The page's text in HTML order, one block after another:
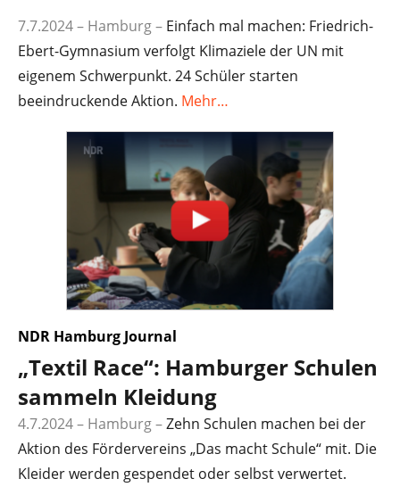
7.7.2024 – Hamburg– Einfach mal machen: Friedrich-
Ebert-Gymnasium verfolgt Klimaziele der UN mit
eigenem Schwerpunkt. 24 Schüler starten
beeindruckende Aktion. Mehr…
NDR Hamburg Journal
„Textil Race“: Hamburger Schulen
sammeln Kleidung
4.7.2024 – Hamburg–Zehn Schulen machen bei der
Aktion des Fördervereins „Das macht Schule“ mit. Die
Kleider werden gespendet oder selbst verwertet.